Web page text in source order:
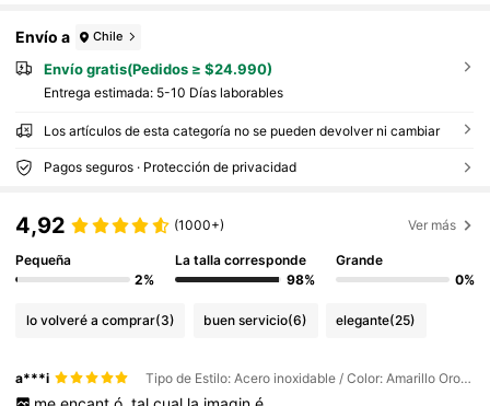
Envío a Chile
Envío gratis(Pedidos ≥ $24.990)
Entrega estimada: 5-10 Días laborables
Los artículos de esta categoría no se pueden devolver ni cambiar
Pagos seguros · Protección de privacidad
4,92 (1000+) Ver más
Pequeña
2%
La talla corresponde
98%
Grande
0%
lo volveré a comprar(3) buen servicio(6) elegante(25)
a***i Tipo de Estilo: Acero inoxidable / Color: Amarillo Oro / Talla: Unitalla